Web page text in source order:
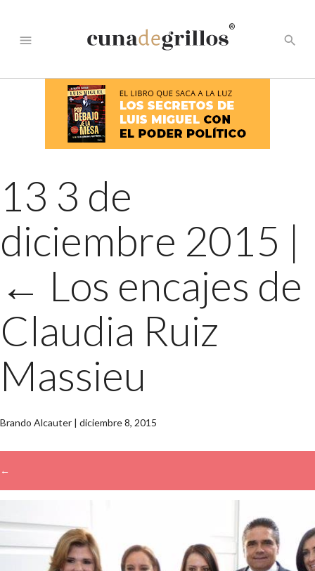
menu
®
search
13 3 de
diciembre 2015 |
← Los encajes de
Claudia Ruiz
Massieu
Brando Alcauter | diciembre 8, 2015
←